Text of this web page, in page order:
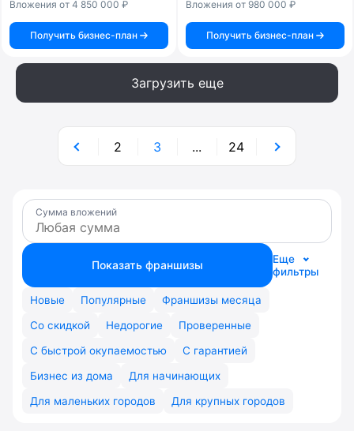
Вложения от 4 850 000 ₽
Получить бизнес-план
Вложения от 980 000 ₽
Получить бизнес-план
Загрузить еще
2 3 ... 24
Сумма вложений
Показать франшизы
Еще
фильтры
Новые Популярные
Франшизы месяца
Со скидкой
Недорогие
Проверенные
С быстрой окупаемостью
С гарантией
Бизнес из дома
Для начинающих
Для маленьких городов
Для крупных городов